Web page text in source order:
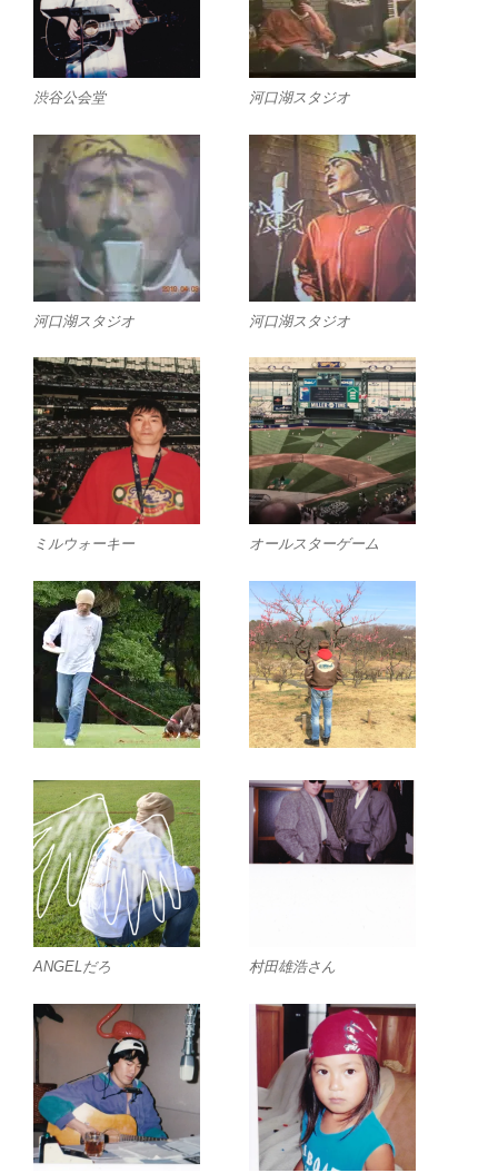
渋谷公会堂 河口湖スタジオ
河口湖スタジオ 河口湖スタジオ
ミルウォーキー オールスターゲーム
ANGELだろ 村田雄浩さん